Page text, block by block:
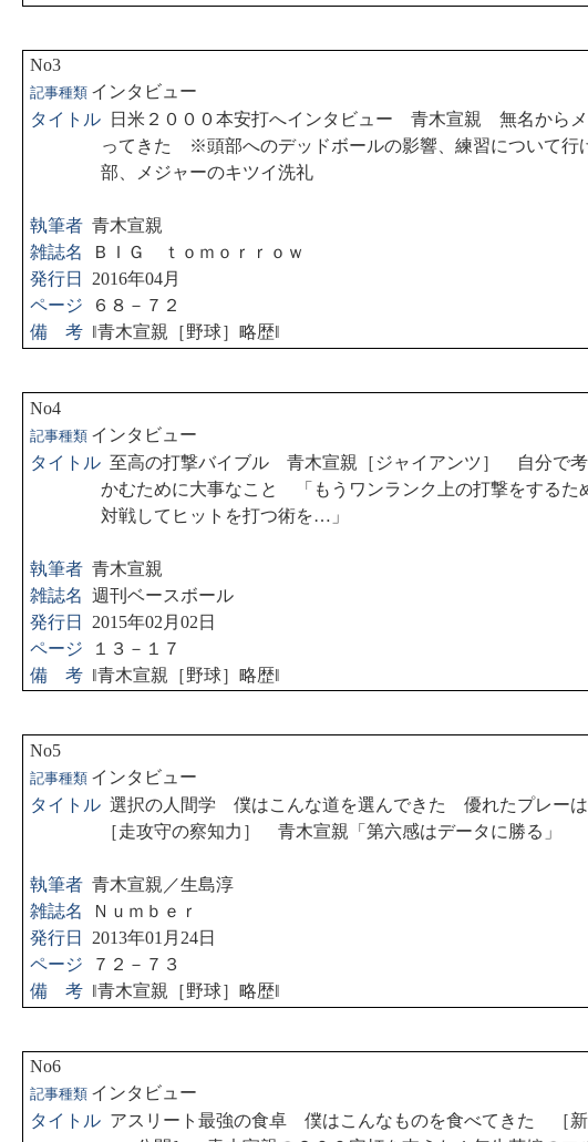
No3
記事種類 インタビュー
タイトル
日米２０００本安打へインタビュー 青木宣親 無名からメ
ってきた ※頭部へのデッドボールの影響、練習について行
部、メジャーのキツイ洗礼
執筆者 青木宣親
雑誌名
ＢＩＧ ｔｏｍｏｒｒｏｗ
発行日
2016年04月
ページ
６８－７２
備 考 ‖青木宣親［野球］略歴‖
No4
記事種類 インタビュー
タイトル 至高の打撃バイブル 青木宣親［ジャイアンツ］ 自分で
かむために大事なこと 「もうワンランク上の打撃をするた
対戦してヒットを打つ術を…」
執筆者 青木宣親
雑誌名 週刊ベースボール
発行日
2015年02 月 02 日
ページ
１３－１７
備 考 ‖青木宣親［野球］略歴‖
No5
記事種類 インタビュー
タイトル 選択の人間学 僕はこんな道を選んできた 優れたプレー
［走攻守の察知力］ 青木宣親「第六感はデータに勝る」
執筆者 青木宣親／生島淳
雑誌名
Ｎｕｍｂｅｒ
発行日
2013年01 月 24日
ページ
７２－７３
備 考 ‖青木宣親［野球］略歴‖
No6
記事種類 インタビュー
タイトル アスリート最強の食卓 僕はこんなものを食べてきた ［新